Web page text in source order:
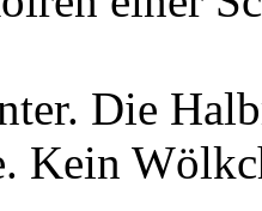
Die
Kein